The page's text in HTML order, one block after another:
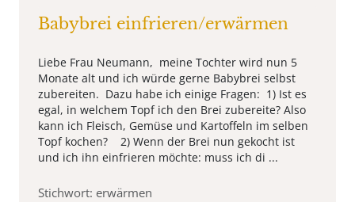
Babybrei einfrieren/erwärmen
Liebe Frau Neumann, meine Tochter wird nun 5
Monate alt und ich würde gerne Babybrei selbst
zubereiten. Dazu habe ich einige Fragen: 1) Ist es
egal, in welchem Topf ich den Brei zubereite? Also
kann ich Fleisch, Gemüse und Kartoffeln im selben
Topf kochen? 2) Wenn der Brei nun gekocht ist
und ich ihn einfrieren möchte: muss ich di ...
Stichwort: erwärmen